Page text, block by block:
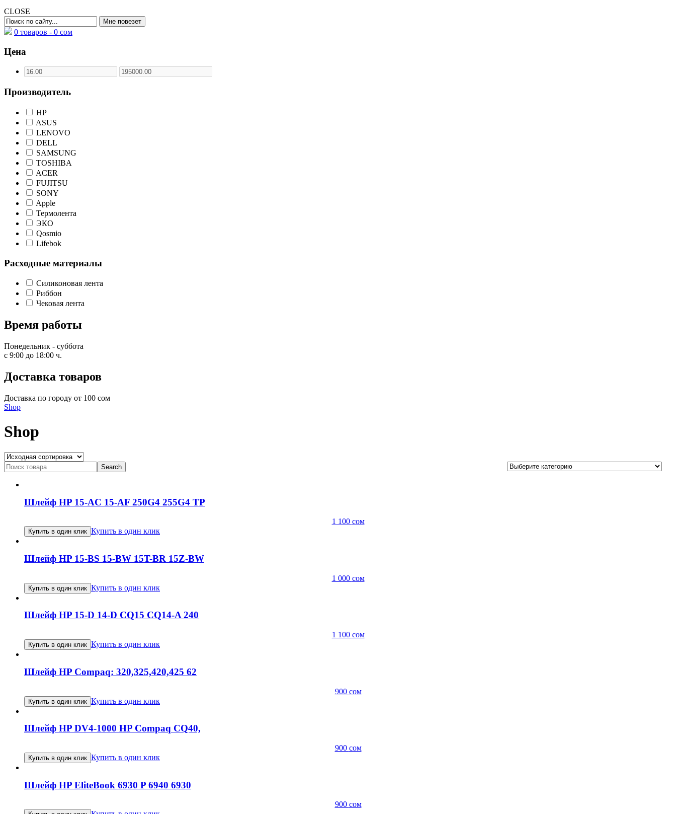
CLOSE
0 товаров - 0 сом
Цена
Производитель
HP
ASUS
LENOVO
DELL
SAMSUNG
TOSHIBA
ACER
FUJITSU
SONY
Apple
Термолента
ЭКО
Qosmio
Lifebok
Расходные материалы
Силиконовая лента
Риббон
Чековая лента
Время работы
Понедельник - суббота
с 9:00 до 18:00 ч.
Доставка товаров
Доставка по городу от 100 сом
Shop
Shop
Search
for:
Шлейф HP 15-AC 15-AF 250G4 255G4 TP
1 100 сом
Купить в один клик Купить в один клик
Шлейф HP 15-BS 15-BW 15T-BR 15Z-BW
1 000 сом
Купить в один клик Купить в один клик
Шлейф HP 15-D 14-D CQ15 CQ14-A 240
1 100 сом
Купить в один клик Купить в один клик
Шлейф HP Compaq: 320,325,420,425 62
900 сом
Купить в один клик Купить в один клик
Шлейф HP DV4-1000 HP Compaq CQ40,
900 сом
Купить в один клик Купить в один клик
Шлейф HP EliteBook 6930 P 6940 6930
900 сом